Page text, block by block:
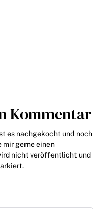
Kommentar
es nachgekocht und noch
mir gerne einen
nicht veröffentlicht und